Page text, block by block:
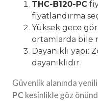
THC-B120-PC
fiyatlandırma
Yüksek gece
ortamlarda bile
Dayanıklı yapı:
dayanıklıdır.
Güvenlik alanında
PC kesinlikle göz